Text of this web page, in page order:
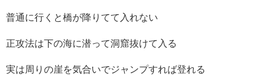
普通に行くと橋が降りてて入れない
正攻法は下の海に潜って洞窟抜けて入る
実は周りの崖を気合いでジャンプすれば登れる